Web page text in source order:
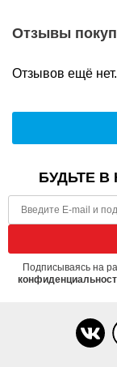
Отзывы
Отзывов ещё
БУДЬТЕ В
Подписываясь на